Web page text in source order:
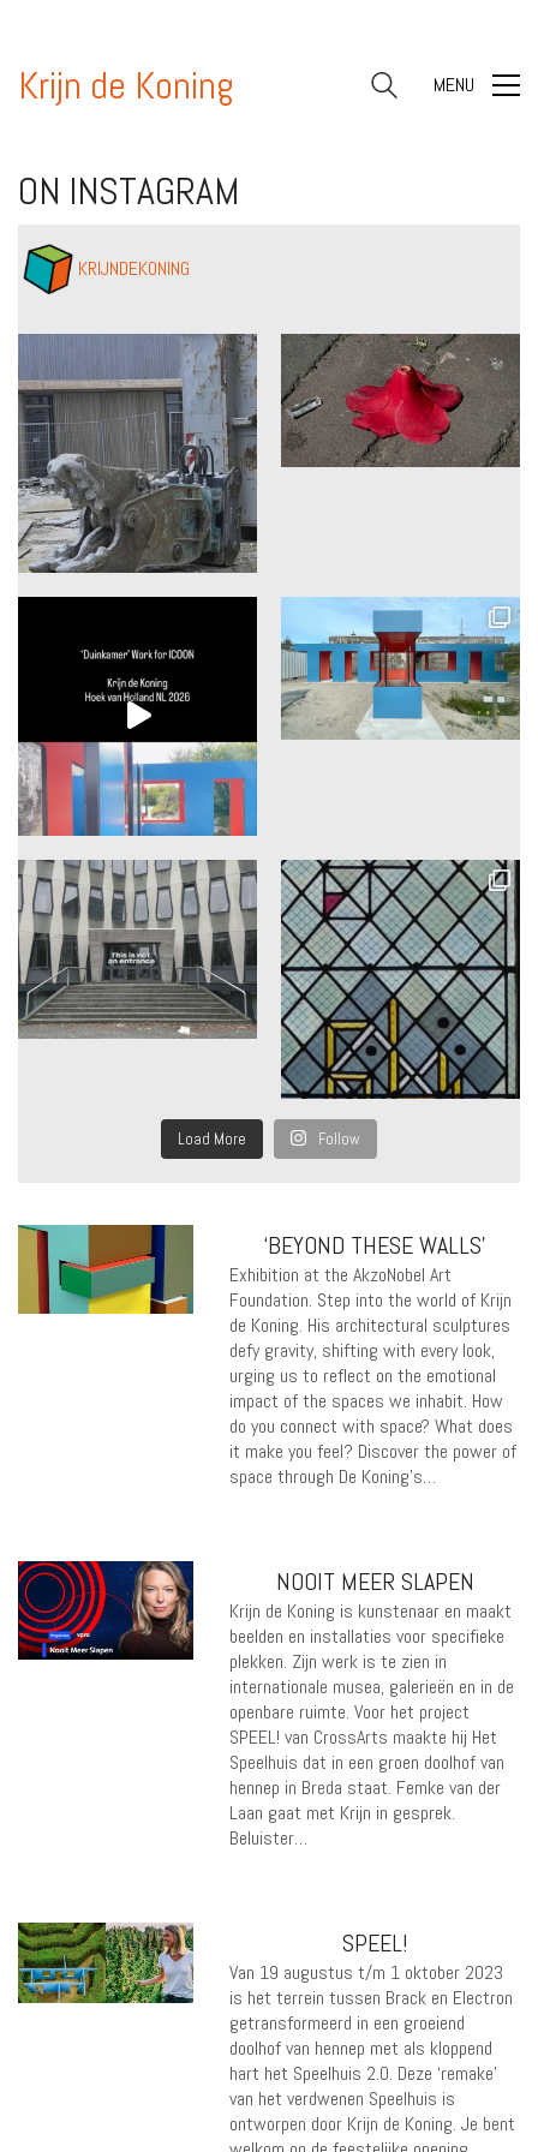
Krijn de Koning MENU
ON INSTAGRAM
KRIJNDEKONING
Load More Follow
‘BEYOND THESE WALLS’
Exhibition at the AkzoNobel Art
Foundation. Step into the world of Krijn
de Koning. His architectural sculptures
defy gravity, shifting with every look,
urging us to reflect on the emotional
impact of the spaces we inhabit. How
do you connect with space? What does
it make you feel? Discover the power of
space through De Koning’s…
NOOIT MEER SLAPEN
Krijn de Koning is kunstenaar en maakt
beelden en installaties voor specifieke
plekken. Zijn werk is te zien in
internationale musea, galerieën en in de
openbare ruimte. Voor het project
SPEEL! van CrossArts maakte hij Het
Speelhuis dat in een groen doolhof van
hennep in Breda staat. Femke van der
Laan gaat met Krijn in gesprek.
Beluister…
SPEEL!
Van 19 augustus t/m 1 oktober 2023
is het terrein tussen Brack en Electron
getransformeerd in een groeiend
doolhof van hennep met als kloppend
hart het Speelhuis 2.0. Deze ‘remake’
van het verdwenen Speelhuis is
ontworpen door Krijn de Koning. Je bent